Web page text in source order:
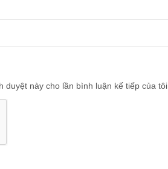
này cho lần bình luận kế tiếp của tôi.